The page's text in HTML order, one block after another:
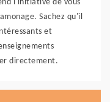
l'initiative de vous
Sachez qu'il
et
directement.